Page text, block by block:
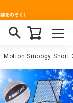
Motion Smoogy Short